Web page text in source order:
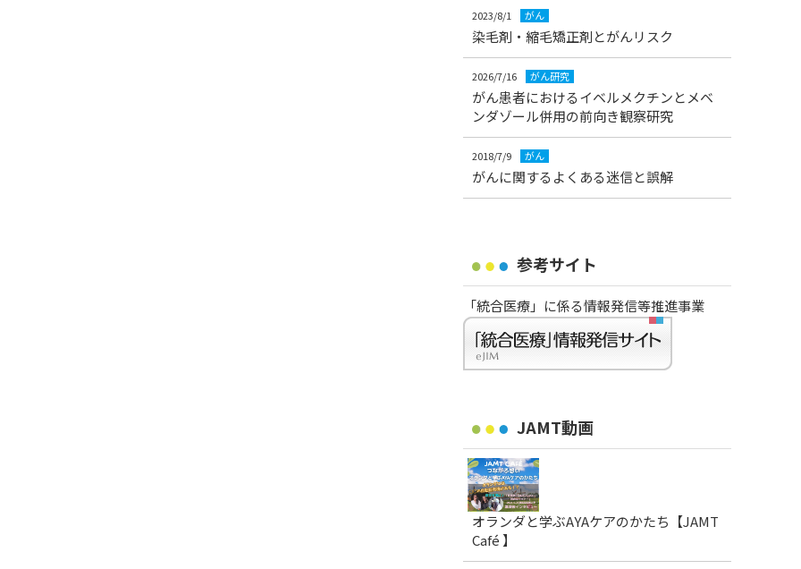
2023/8/1 がん
染毛剤・縮毛矯正剤とがんリスク
2026/7/16 がん研究
がん患者におけるイベルメクチンとメベ
ンダゾール併用の前向き観察研究
2018/7/9 がん
がんに関するよくある迷信と誤解
参考サイト
「統合医療」に係る情報発信等推進事業
JAMT動画
オランダと学ぶAYAケアのかたち【JAMT
Café 】